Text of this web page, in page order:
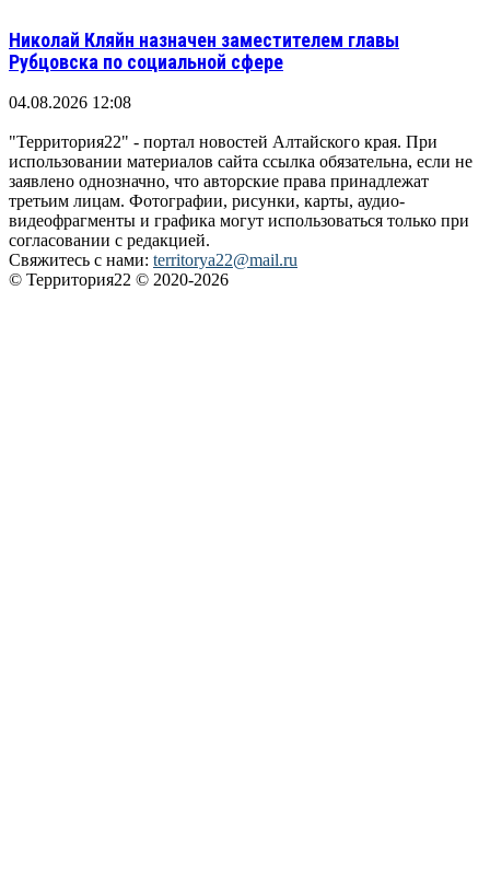
Николай Кляйн назначен заместителем главы
Рубцовска по социальной сфере
04.08.2026 12:08
"Территория22" - портал новостей Алтайского края. При
использовании материалов сайта ссылка обязательна, если не
заявлено однозначно, что авторские права принадлежат
третьим лицам. Фотографии, рисунки, карты, аудио-
видеофрагменты и графика могут использоваться только при
согласовании с редакцией.
Свяжитесь с нами: territorya22@mail.ru
© Территория22 © 2020-2026